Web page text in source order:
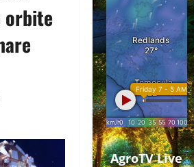
AgroTV Live